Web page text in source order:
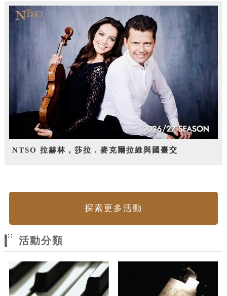
NTSO 拉赫林，莎拉．麥克爾拉維與國臺交
探索更多活動
:::
活動分類